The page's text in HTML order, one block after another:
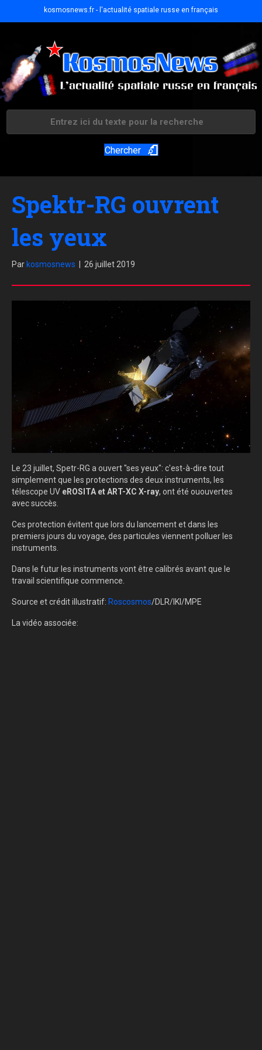
kosmosnews.fr - l'actualité spatiale russe en français
Chercher
Spektr-RG ouvrent
les yeux
Par kosmosnews 26 juillet 2019
Le 23 juillet, Spetr-RG a ouvert "ses yeux": c'est-à-dire tout
simplement que les protections des deux instruments, les
télescope UV eROSITA etART-XC X-ray, ont été ououvertes
avec succès.
Ces protection évitent que lors du lancement et dans les
premiers jours du voyage, des particules viennent polluer les
instruments.
Dans le futur les instruments vont être calibrés avant que le
travail scientifique commence.
Source et crédit illustratif: Roscosmos/DLR/IKI/MPE
La vidéo associée: